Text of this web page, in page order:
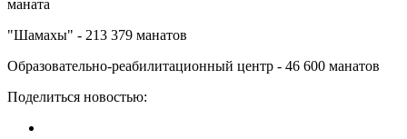
маната
"Шамахы" - 213 379 манатов
Образовательно-реабилитационный центр - 46 600 манатов
Поделиться новостью: